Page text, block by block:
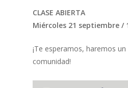
CLASE ABIERTA
Miércoles 21 septiembre /
¡Te esperamos, haremos
comunidad!